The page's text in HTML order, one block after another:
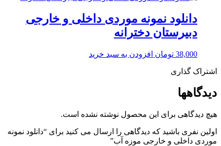
دانلود نمونه موردی داخلی و خارجی
دبیرستان دخترانه
38,000 تومان افزودن به سبد خرید
اشتراک گذاری
دیدگاهها
هیچ دیدگاهی برای این محصول نوشته نشده است.
اولین نفری باشید که دیدگاهی را ارسال می کنید برای “دانلود نمونه
موردی داخلی و خارجی موزه آب”